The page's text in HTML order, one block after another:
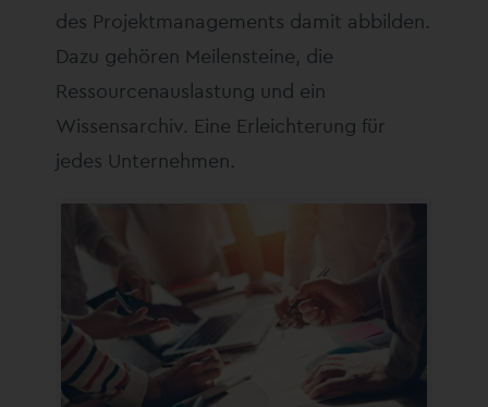
des Projektmanagements damit abbilden.
Dazu gehören Meilensteine, die
Ressourcenauslastung und ein
Wissensarchiv. Eine Erleichterung für
jedes Unternehmen.